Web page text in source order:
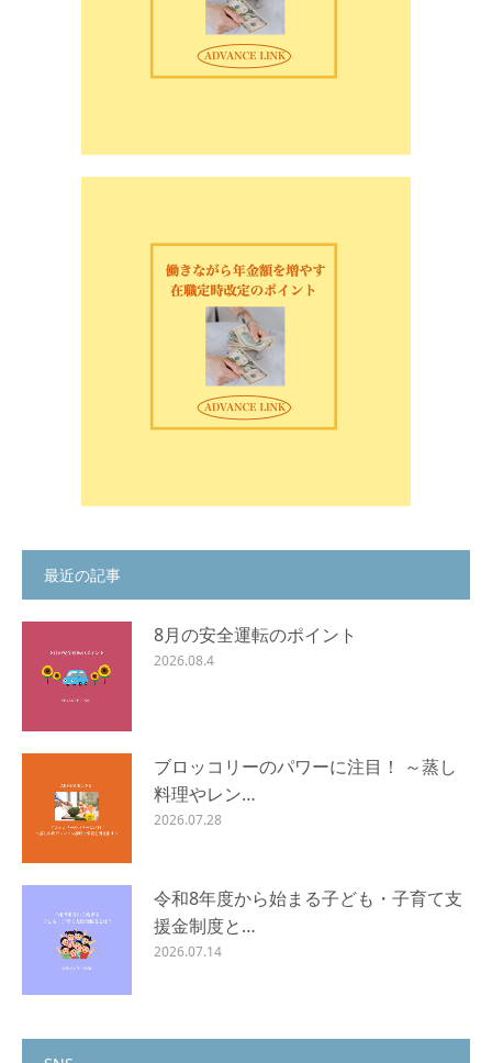
最近の記事
8月の安全運転のポイント
2026.08.4
ブロッコリーのパワーに注目！ ～蒸し
料理やレン…
2026.07.28
令和8年度から始まる子ども・子育て支
援金制度と…
2026.07.14